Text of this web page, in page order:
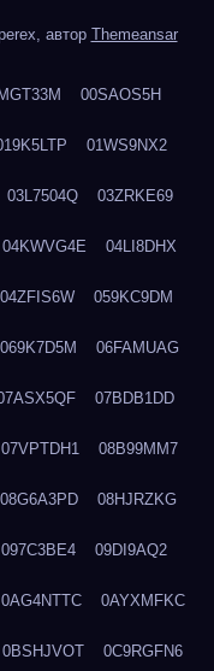
автор Themeansar
00SAOS5H
01WS9NX2
03L7504Q 03ZRKE69
04KWVG4E 04LI8DHX
04ZFIS6W 059KC9DM
069K7D5M 06FAMUAG
07BDB1DD
07VPTDH1 08B99MM7
08G6A3PD 08HJRZKG
097C3BE4 09DI9AQ2
0AG4NTTC 0AYXMFKC
0BSHJVOT 0C9RGFN6